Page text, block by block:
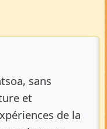
sans
et
de la